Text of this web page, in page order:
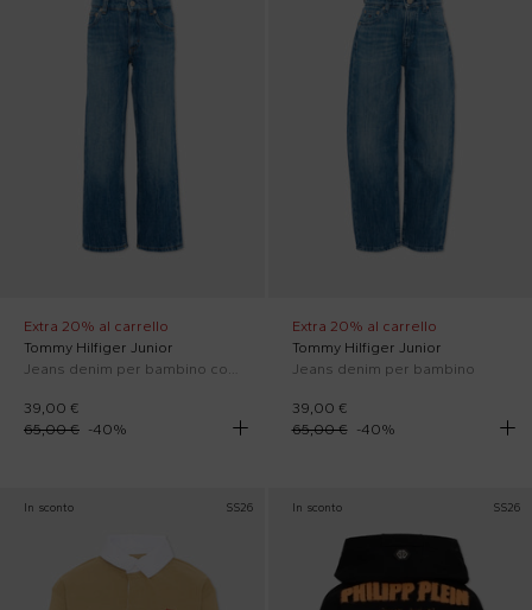
Extra 20% al carrello
Tommy Hilfiger Junior
Jeans denim per bambino con logo
39,00 €
65,00 € -40%
Extra 20% al carrello
Tommy Hilfiger Junior
Jeans denim per bambino
39,00 €
65,00 €
-40%
In sconto SS26 In sconto SS26